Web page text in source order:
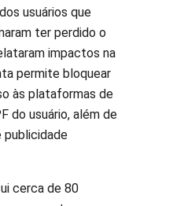
usuários que
ter perdido o
impactos na
permite bloquear
às plataformas de
do usuário, além de
publicidade
cerca de 80